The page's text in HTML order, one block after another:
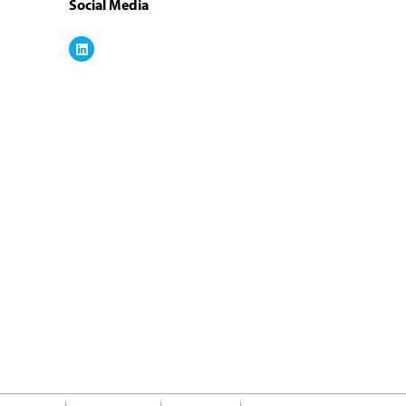
Social Media